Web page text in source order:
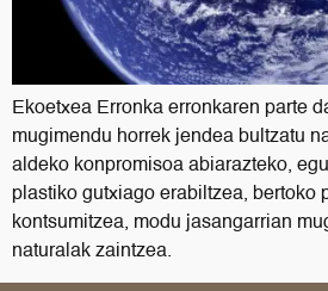
Ekoetxea Erronka erronkaren parte
mugimendu horrek jendea bultzatu
aldeko konpromisoa abiarazteko,
plastiko gutxiago erabiltzea, bertoko
kontsumitzea, modu jasangarrian
naturalak zaintzea.